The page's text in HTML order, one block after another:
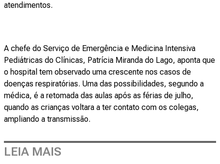
atendimentos.
A chefe do Serviço de Emergência e Medicina Intensiva
Pediátricas do Clínicas, Patrícia Miranda do Lago, aponta que
o hospital tem observado uma crescente nos casos de
doenças respiratórias. Uma das possibilidades, segundo a
médica, é a retomada das aulas após as férias de julho,
quando as crianças voltara a ter contato com os colegas,
ampliando a transmissão.
LEIA MAIS